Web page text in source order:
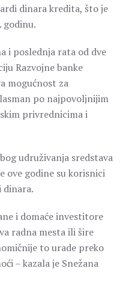
dinara kredita, što je
godinu.
i poslednja rata od dve
Razvojne banke
mogućnost za
po najpovoljnijim
privrednicima i
udruživanja sredstava
ove godine su korisnici
i domaće investitore
radna mesta ili šire
to urade preko
– kazala je Snežana